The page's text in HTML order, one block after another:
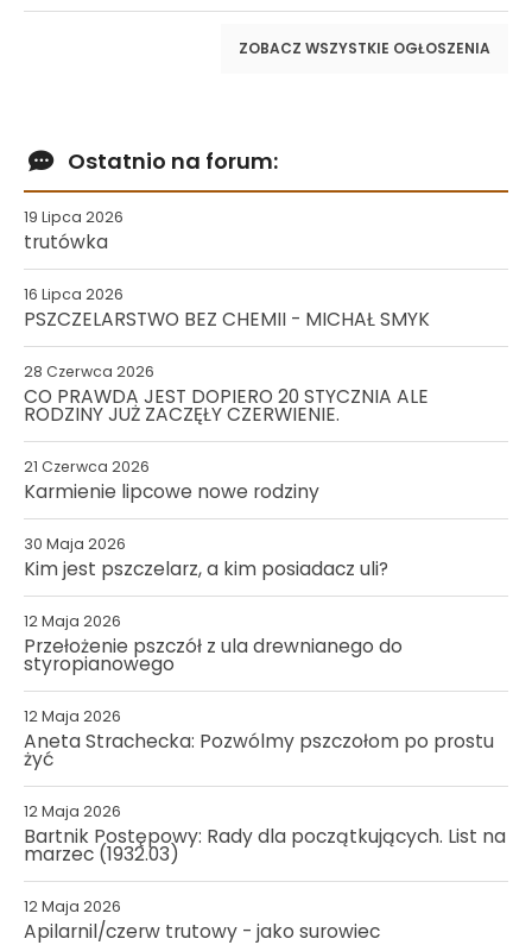
ZOBACZ WSZYSTKIE OGŁOSZENIA
Ostatnio na forum:
19 Lipca 2026
trutówka
16 Lipca 2026
PSZCZELARSTWO BEZ CHEMII - MICHAŁ SMYK
28 Czerwca 2026
CO PRAWDA JEST DOPIERO 20 STYCZNIA ALE
RODZINY JUŻ ZACZĘŁY CZERWIENIE.
21 Czerwca 2026
Karmienie lipcowe nowe rodziny
30 Maja 2026
Kim jest pszczelarz, a kim posiadacz uli?
12 Maja 2026
Przełożenie pszczół z ula drewnianego do
styropianowego
12 Maja 2026
Aneta Strachecka: Pozwólmy pszczołom po prostu
żyć
12 Maja 2026
Bartnik Postępowy: Rady dla początkujących. List na
marzec (1932.03)
12 Maja 2026
Apilarnil/czerw trutowy - jako surowiec